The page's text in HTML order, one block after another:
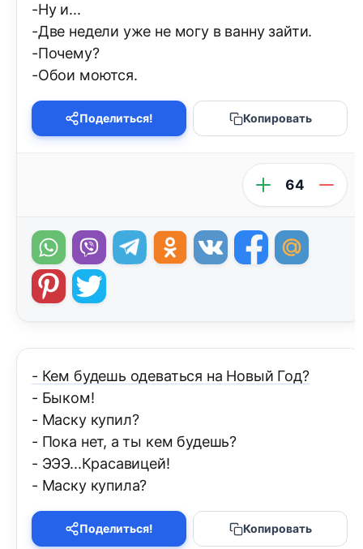
-Ну и...
-Две недели уже не могу в ванну зайти.
-Почему?
-Обои моются.
Поделиться! Копировать
64
- Кем будешь одеваться на Новый Год?
- Быком!
- Маску купил?
- Пока нет, а ты кем будешь?
- ЭЭЭ...Красавицей!
- Маску купила?
Поделиться! Копировать